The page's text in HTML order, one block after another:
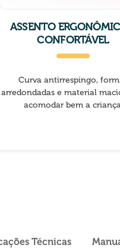
ASSENTO
CONFORTÁVEL
Curva antirrespingo,
arredondadas e material
acomodar bem a
Técnicas